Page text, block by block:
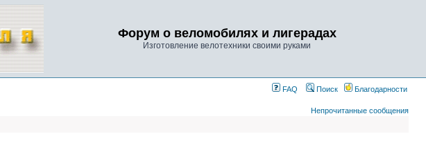
Форум о веломобилях и лигерадах
Изготовление велотехники своими руками
FAQ Поиск Благодарности
Непрочитанные сообщения